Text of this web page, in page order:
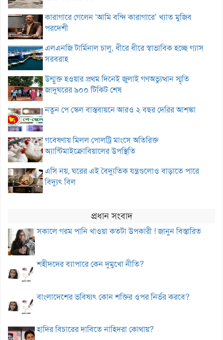
কারাগারে গেলেন ‘আমি বন্দি কারাগারে’ খ্যাত মুজিব
পরদেশী
এলএনজি টার্মিনাল চালু, ধীরে ধীরে স্বাভাবিক হচ্ছে গ্যাস
সরবরাহ
উন্মুক্ত হওয়ার প্রথম দিনেই জুলাই গণঅভ্যুত্থান স্মৃতি
জাদুঘরের ৯০০ টিকিট শেষ
নতুন পে স্কেল বাস্তবায়নে আরও ২ বছর দেরির আশঙ্কা
গবেষণায় মিলল পোলট্রি মাংসে অতিরিক্ত
অ্যান্টিমাইক্রোবিয়ালের উপস্থিতি
এসি নয়, ঘরের এই বৈদ্যুতিক যন্ত্রগুলোও বাড়াতে পারে
বিদ্যুৎ বিল
প্রধান সংবাদ
সকালে গরম পানি খাওয়া কতটা উপকারী ! জানুন বিস্তারিত
শহীদদের ব্যাপারে কেন দুমুখো নীতি?
বাংলাদেশের ভবিষ্যৎ কোন শক্তির ওপর নির্ভর করবে?
হাদির বিচারের দাবিতে নাহিদরা কোথায়?